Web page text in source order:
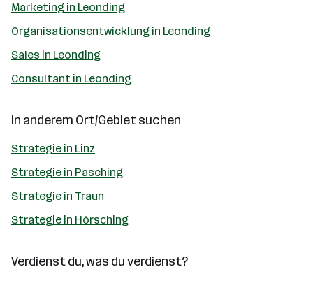
Marketing in Leonding
Organisationsentwicklung in Leonding
Sales in Leonding
Consultant in Leonding
In anderem Ort/Gebiet suchen
Strategie in Linz
Strategie in Pasching
Strategie in Traun
Strategie in Hörsching
Verdienst du, was du verdienst?